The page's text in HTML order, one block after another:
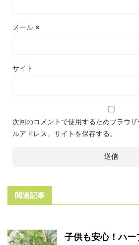
メール ※
サイト
次回のコメントで使用するためブラウ
ルアドレス、サイトを保存する。
関連記事
子供も安心！ハー